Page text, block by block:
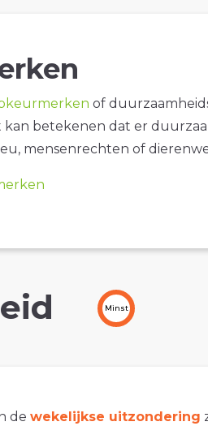
of
betekenen dat er
mensenrechten of
Minst
de wekelijkse uitzondering